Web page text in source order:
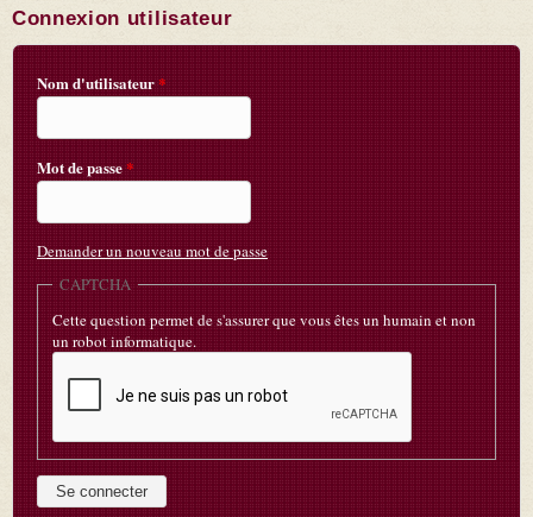
Connexion utilisateur
Nom d'utilisateur*
Mot de passe*
Demander un nouveau mot de passe
CAPTCHA
Cette question permet de s'assurer que vous êtes un humain et non
un robot informatique.